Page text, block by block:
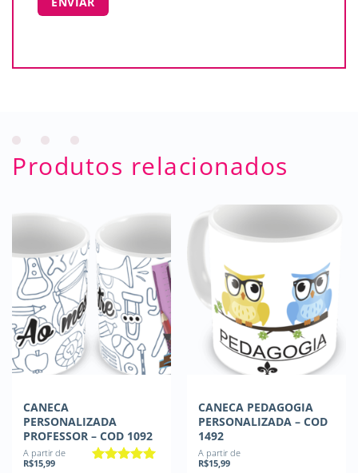
Produtos relacionados
CANECA
PERSONALIZADA
PROFESSOR – COD 1092
A partir de
R$15,99
CANECA PEDAGOGIA
PERSONALIZADA – COD
1492
A partir de
R$15,99